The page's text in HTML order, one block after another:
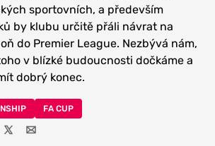
sportovních, a především
by klubu určitě přáli návrat na
do Premier League. Nezbývá nám,
v blízké budoucnosti dočkáme a
dobrý konec.
FA CUP